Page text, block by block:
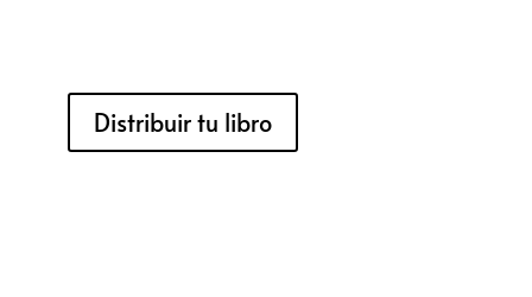
Distribuir tu libro